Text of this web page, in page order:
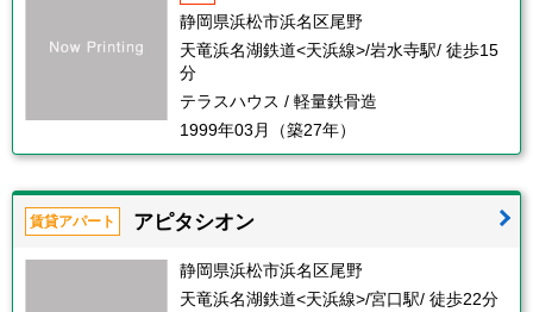
静岡県浜松市浜名区尾野
天竜浜名湖鉄道<天浜線>/岩水寺駅/ 徒歩15
分
テラスハウス / 軽量鉄骨造
1999年03月（築27年）
賃貸アパート アピタシオン
静岡県浜松市浜名区尾野
天竜浜名湖鉄道<天浜線>/宮口駅/ 徒歩22分